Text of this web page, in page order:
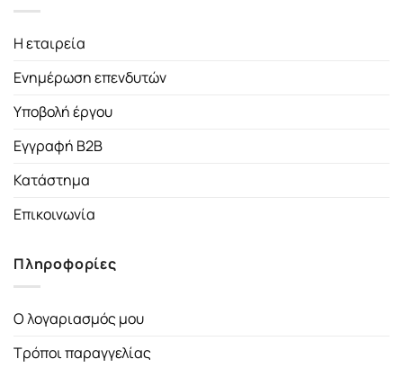
Η εταιρεία
Ενημέρωση επενδυτών
Υποβολή έργου
Εγγραφή B2B
Κατάστημα
Επικοινωνία
Πληροφορίες
Ο λογαριασμός μου
Τρόποι παραγγελίας